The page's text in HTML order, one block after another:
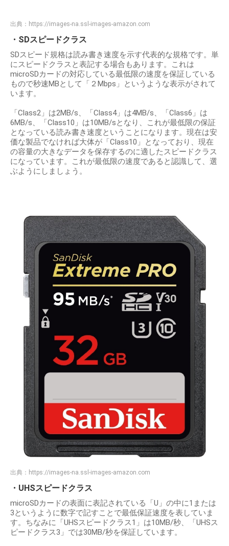
出典： https://images-na.ssl-images-amazon.com
・SDスピードクラス
SDスピード規格は読み書き速度を示す代表的な規格です。単
にスピードクラスと表記する場合もあります。これは
microSDカードの対応している最低限の速度を保証している
もので秒速MBとして「２Mbps」というような表示がされて
います。
「Class2」は2MB/s、「Class4」は4MB/s、「Class6」は
6MB/s、「Class10」は10MB/sとなり、これが最低限の保証
となっている読み書き速度ということになります。現在は安
価な製品でなければ大体が「Class10」となっており、現在
の容量の大きなデータを保存するのに適したスピードクラス
になっています。これが最低限の速度であると認識して、選
ぶようにしましょう。
出典： https://images-na.ssl-images-amazon.com
・UHSスピードクラス
microSDカードの表面に表記されている「U」の中に1または
3というように数字で記すことで最低保証速度を表していま
す。ちなみに「UHSスピードクラス1」は10MB/秒、「UHSス
ピードクラス3」では30MB/秒を保証しています。